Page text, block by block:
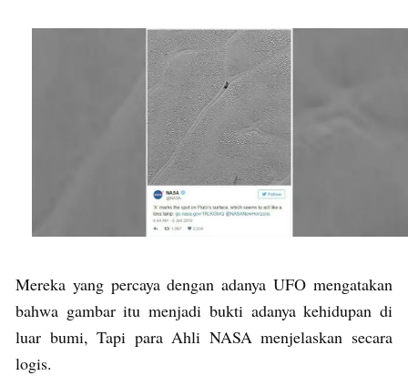
Mereka yang percaya dengan adanya UFO mengatakan
bahwa gambar itu menjadi bukti adanya kehidupan di
luar bumi, Tapi para Ahli NASA menjelaskan secara
logis.